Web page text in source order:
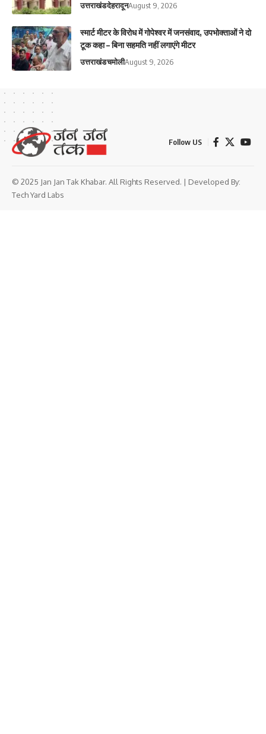
उत्तराखंडदेहरादूनAugust 9, 2026
स्मार्ट मीटर के विरोध में गोपेश्वर में जनसंवाद, उपभोक्ताओं ने दो
टूक कहा – बिना सहमति नहीं लगाएंगे मीटर
उत्तराखंडचमोलीAugust 9, 2026
Follow US
© 2025 Jan Jan Tak Khabar. All Rights Reserved. | Developed By:
Tech Yard Labs